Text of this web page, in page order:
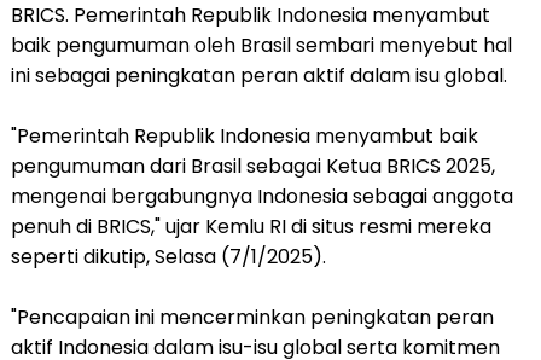
BRICS. Pemerintah Republik Indonesia menyambut
baik pengumuman oleh Brasil sembari menyebut hal
ini sebagai peningkatan peran aktif dalam isu global.
"Pemerintah Republik Indonesia menyambut baik
pengumuman dari Brasil sebagai Ketua BRICS 2025,
mengenai bergabungnya Indonesia sebagai anggota
penuh di BRICS," ujar Kemlu RI di situs resmi mereka
seperti dikutip, Selasa (7/1/2025).
"Pencapaian ini mencerminkan peningkatan peran
aktif Indonesia dalam isu-isu global serta komitmen